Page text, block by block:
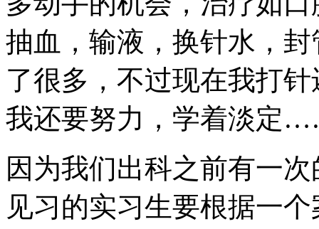
抽血，输液，换针水，
了很多，不过现在我打
我还要努力，学着淡定
因为我们出科之前有一
见习的实习生要根据一